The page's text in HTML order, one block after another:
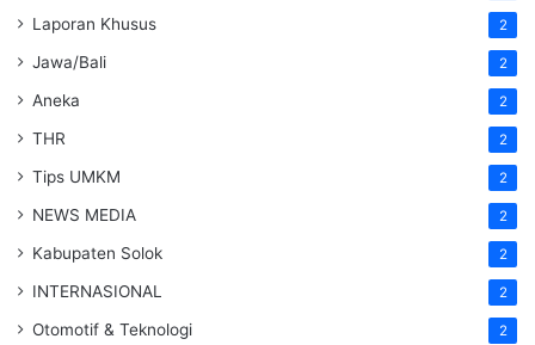
Laporan Khusus 2
Jawa/Bali 2
Aneka 2
THR 2
Tips UMKM 2
NEWS MEDIA 2
Kabupaten Solok 2
INTERNASIONAL 2
Otomotif & Teknologi 2